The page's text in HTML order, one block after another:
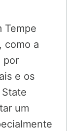
Tempe
como a
por
e os
um